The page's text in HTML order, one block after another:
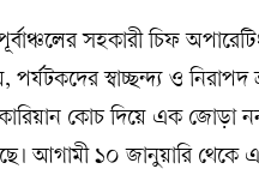
সহকারী চিফ
পর্যটকদের স্বাচ্ছন্দ্য ও
কোচ দিয়ে এক জোড়া
আগামী ১০ জানুয়ারি থেকে